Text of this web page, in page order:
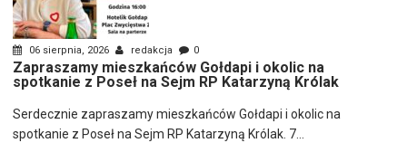
06 sierpnia, 2026 redakcja 0
Zapraszamy mieszkańców Gołdapi i okolic na
spotkanie z Poseł na Sejm RP Katarzyną Królak
Serdecznie zapraszamy mieszkańców Gołdapi i okolic na
spotkanie z Poseł na Sejm RP Katarzyną Królak. 7...